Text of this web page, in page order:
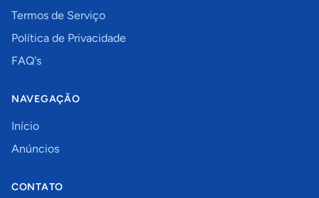
Termos de Serviço
Política de Privacidade
FAQ's
NAVEGAÇÃO
Início
Anúncios
CONTATO